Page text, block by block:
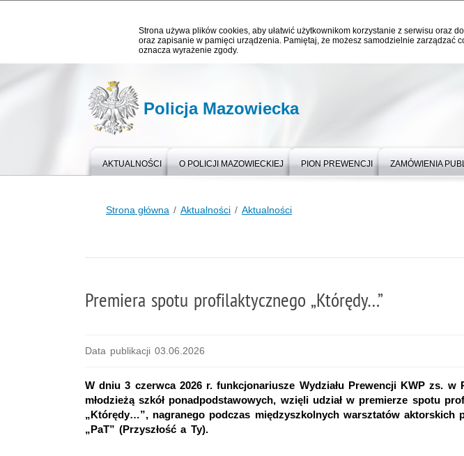
Strona używa plików cookies, aby ułatwić użytkownikom korzystanie z serwisu oraz
oraz zapisanie w pamięci urządzenia. Pamiętaj, że możesz samodzielnie
oznacza wyrażenie zgody.
Policja Mazowiecka
AKTUALNOŚCI O POLICJI MAZOWIECKIEJ PION PREWENCJI ZAMÓWIENIA
Strona główna Aktualności Aktualności
Premiera spotu profilaktycznego „Którędy…”
Data publikacji 03.06.2026
W dniu 3 czerwca 2026 r. funkcjonariusze Wydziału Prewencji KWP zs. w
młodzieżą szkół ponadpodstawowych, wzięli udział w premierze spotu
„Którędy…”, nagranego podczas międzyszkolnych warsztatów aktorskich
„PaT” (Przyszłość a Ty).